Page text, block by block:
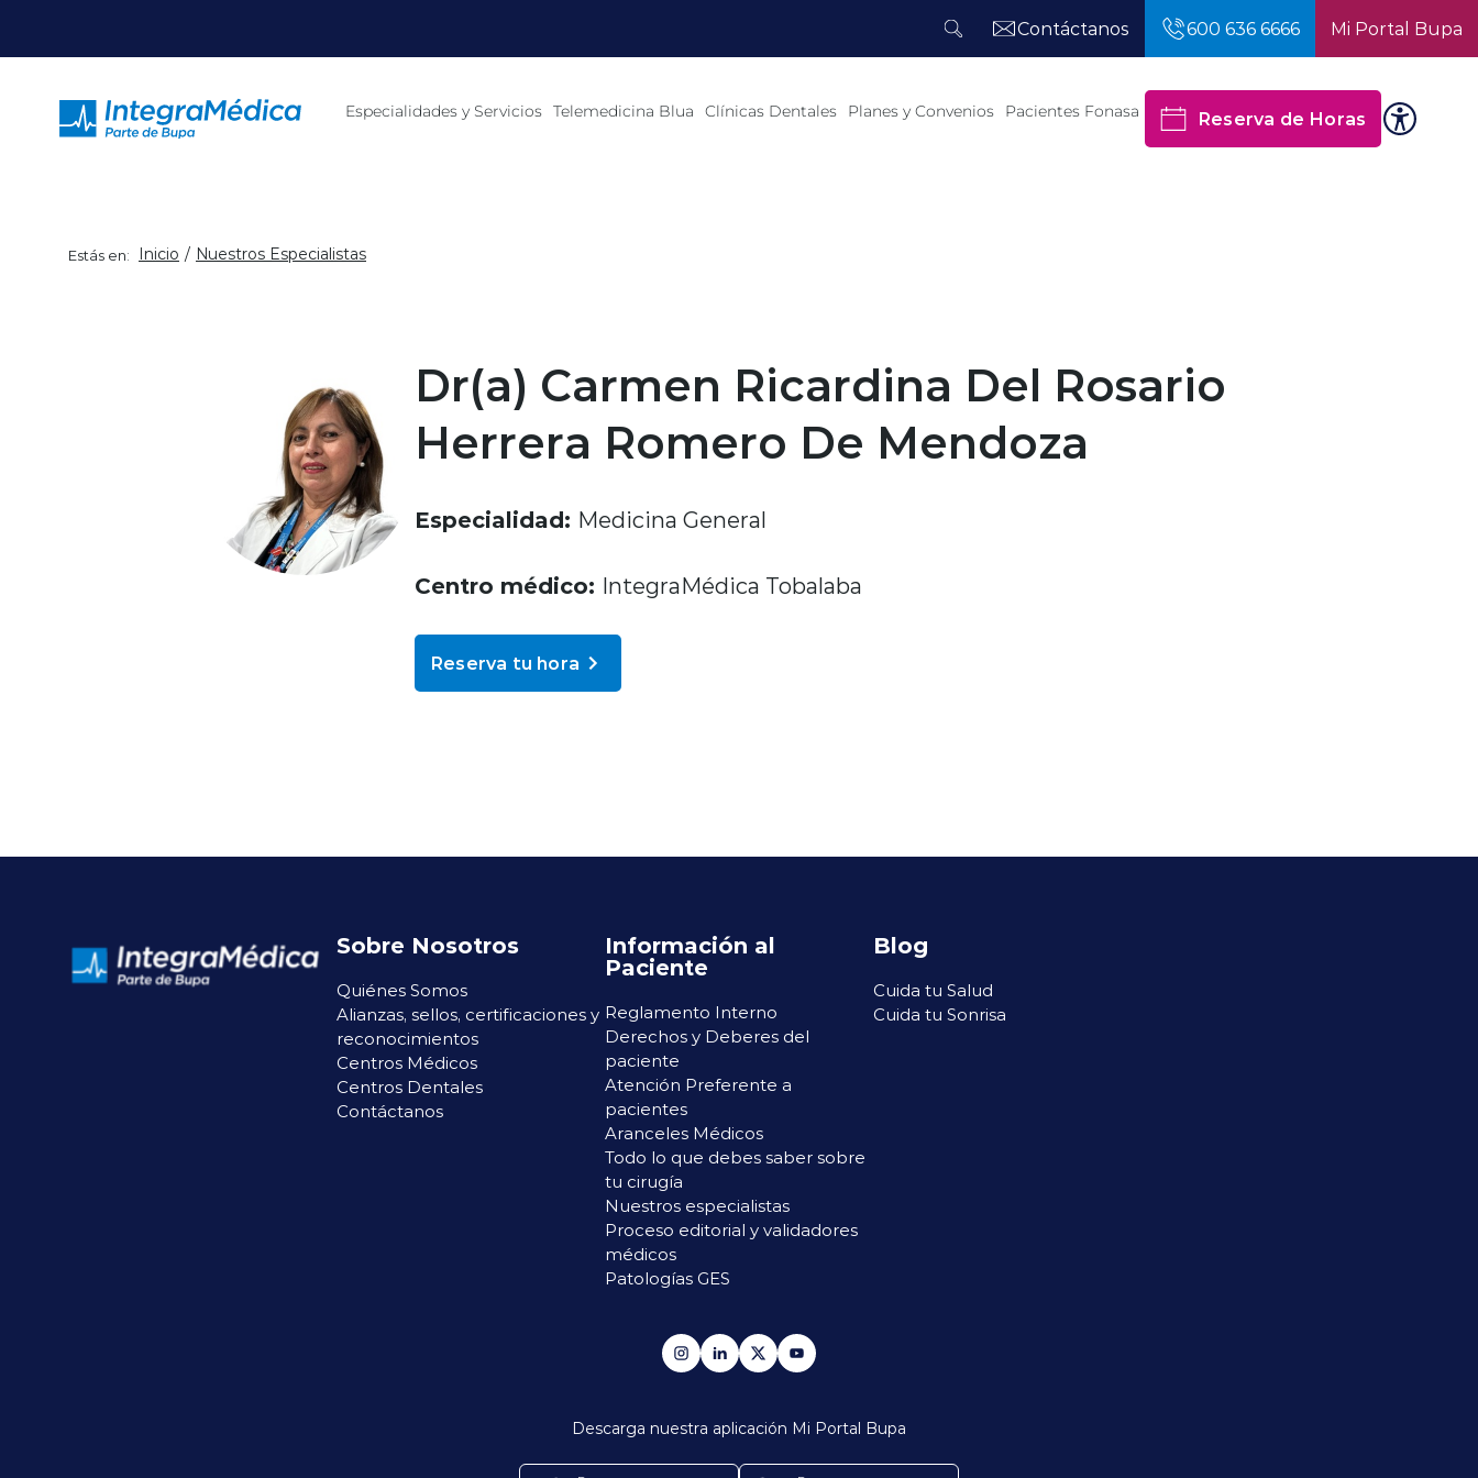
Contáctanos
600 636 6666 Mi Portal Bupa
Especialidades y Servicios Telemedicina Blua Clínicas Dentales Planes y Convenios Pacientes Fonasa Reserva de Horas
Estás en: Inicio Nuestros Especialistas
Dr(a) Carmen Ricardina Del Rosario
Herrera Romero De Mendoza
Especialidad: Medicina General
Centro médico: IntegraMédica Tobalaba
Reserva tu hora
Sobre Nosotros
Quiénes Somos
Alianzas, sellos, certificaciones y
reconocimientos
Centros Médicos
Centros Dentales
Contáctanos
Información al
Paciente
Reglamento Interno
Derechos y Deberes del
paciente
Atención Preferente a
pacientes
Aranceles Médicos
Todo lo que debes saber sobre
tu cirugía
Nuestros especialistas
Proceso editorial y validadores
médicos
Patologías GES
Blog
Cuida tu Salud
Cuida tu Sonrisa
Descarga nuestra aplicación Mi Portal Bupa